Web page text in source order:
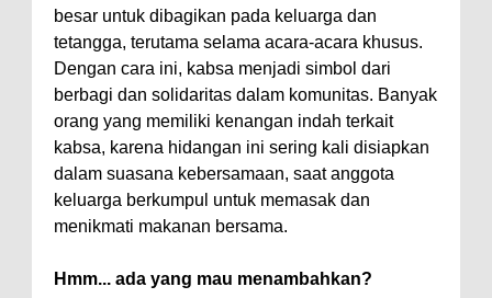
besar untuk dibagikan pada keluarga dan
tetangga, terutama selama acara-acara khusus.
Dengan cara ini, kabsa menjadi simbol dari
berbagi dan solidaritas dalam komunitas. Banyak
orang yang memiliki kenangan indah terkait
kabsa, karena hidangan ini sering kali disiapkan
dalam suasana kebersamaan, saat anggota
keluarga berkumpul untuk memasak dan
menikmati makanan bersama.
Hmm... ada yang mau menambahkan?